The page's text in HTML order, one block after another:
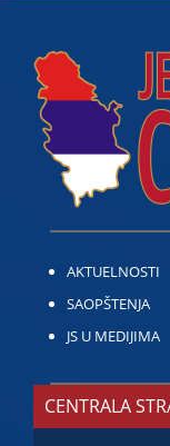
AKTUELNOSTI
SAOPŠTENJA
JS U MEDIJIMA
CENTRALA